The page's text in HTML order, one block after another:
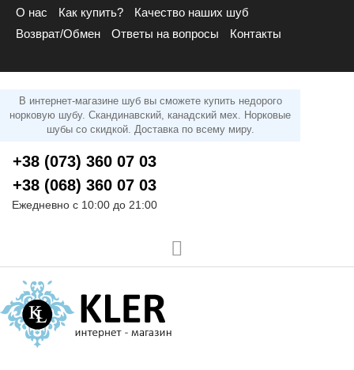
О нас Как купить?
Качество наших шуб
Возврат/Обмен
Ответы на вопросы Контакты
В интернет-магазине шуб вы сможете купить недорого
норковую шубу. Скандинавский, канадский мех. Норковые
шубы со скидкой. Доставка по всему миру.
+38 (073) 360 07 03
+38 (068) 360 07 03
Ежедневно с 10:00 до 21:00